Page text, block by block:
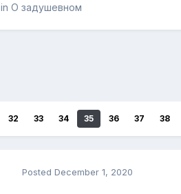
in О задушевном
32 33 34 35 36 37 38
Posted December 1, 2020